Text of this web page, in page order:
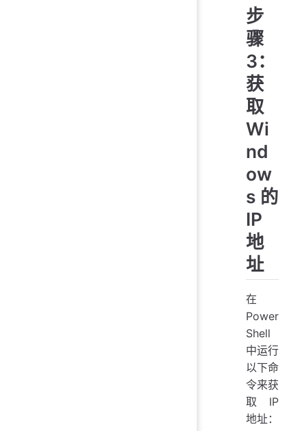
步
骤
3：
获
取
Wi
nd
ow
s 的
IP
地
址
在
Power
Shell
中运行
以下命
令来获
取 IP
地址：